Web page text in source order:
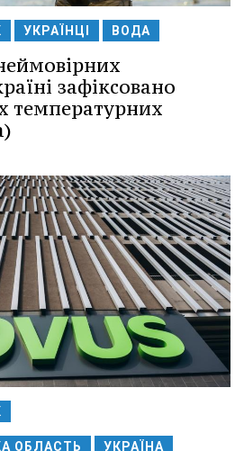
УКРАЇНЦІ ВОДА
зафіксовано
температурних
ОБЛАСТЬ УКРАЇНА